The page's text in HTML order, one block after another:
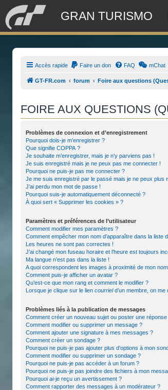
GRAN TURISMO
Accès rapide Faire un don FAQ mChat
GT-FR.com forum Foire aux questions
FOIRE AUX QUESTIONS
Problèmes de connexion et d’enregistrement
Pourquoi dois-je m’enregistrer ?
Que signifie COPPA ?
Je souhaite m’enregistrer, mais je n’y parviens pas !
Je suis enregistré mais je ne peux pas me connecter !
Pourquoi ne puis-je pas me connecter ?
Je me suis enregistré par le passé mais je ne peux plus
J’ai perdu mon mot de passe !
Pourquoi suis-je automatiquement déconnecté ?
À quoi sert « Supprimer les cookies » ?
Paramètres et préférences de l’utilisateur
Comment modifier mes paramètres ?
Comment empêcher mon nom d’apparaître dans la liste
Les heures ne sont pas correctes !
J’ai changé mon fuseau horaire et l’heure est toujours
Ma langue n’est pas dans la liste !
A quoi correspondent les images à proximité de mon nom
Comment puis-je afficher un avatar ?
Qu’est-ce que mon rang et comment le modifier ?
Lorsque je clique sur le liencourrield’un membre, on
Problèmes liés à la publication de messages
Comment créer un nouveau sujet ou poster une réponse
Comment modifier ou supprimer un message ?
Comment ajouter une signature à mes messages ?
Comment créer un sondage ?
Pourquoi ne puis-je pas ajouter plus d’options à mon
Comment modifier ou supprimer un sondage ?
Pourquoi ne puis-je pas accéder à un forum ?
Pourquoi ne puis-je pas joindre des fichiers à mon
Pourquoi ai-je reçu un avertissement ?
Comment rapporter des messages à un modérateur ?